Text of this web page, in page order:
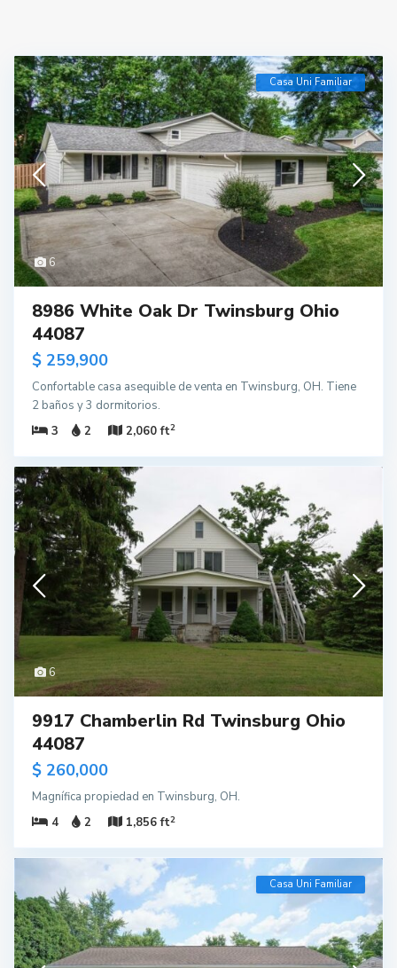
6
Casa Uni Familiar
8986 White Oak Dr Twinsburg Ohio
44087
$ 259,900
Confortable casa asequible de venta en Twinsburg, OH. Tiene
2 baños y 3 dormitorios.
3
2 2,060 ft2
6
9917 Chamberlin Rd Twinsburg Ohio
44087
$ 260,000
Magnífica propiedad en Twinsburg, OH.
4
2 1,856 ft2
Casa Uni Familiar